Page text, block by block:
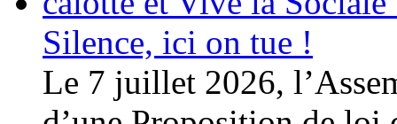
Silence, ici on tue !
Le 7 juillet 2026,